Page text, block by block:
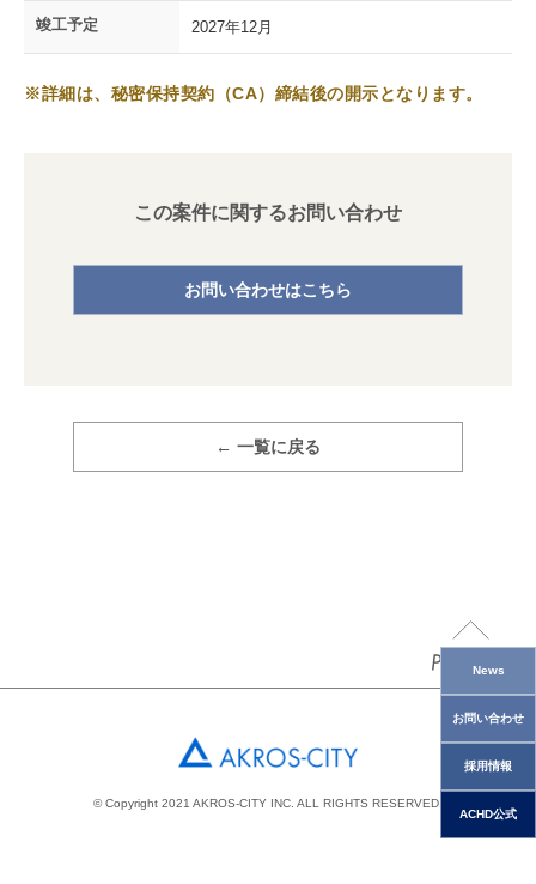
News
お問い合わせ
採用情報
ACHD公式
竣工予定 2027年12月
※詳細は、秘密保持契約（CA）締結後の開示となります。
この案件に関するお問い合わせ
お問い合わせはこちら
← 一覧に戻る
© Copyright 2021 AKROS-CITY INC. ALL RIGHTS RESERVED.